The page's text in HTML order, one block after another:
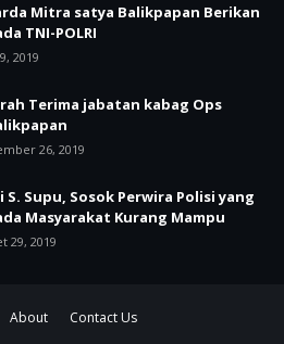
Mitra satya Balikpapan Berikan
TNI-POLRI
2019
Terima jabatan kabag Ops
26, 2019
S. Supu, Sosok Perwira Polisi yang
Masyarakat Kurang Mampu
29, 2019
About Contact Us